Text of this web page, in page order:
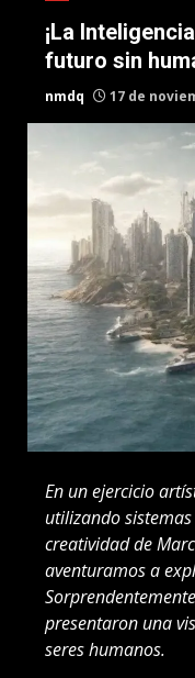
¡La
futuro sin
nmdq 17 de
En un ejercicio
utilizando
creatividad de
aventuramos a
presentaron una
seres humanos.